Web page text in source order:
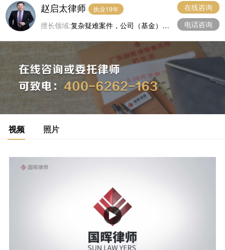
赵启太律师 执业19年
擅长领域:复杂疑难案件，公司（基金）、
在线咨询
电话咨询
视频 照片